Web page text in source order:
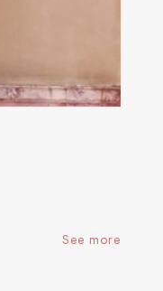
See more